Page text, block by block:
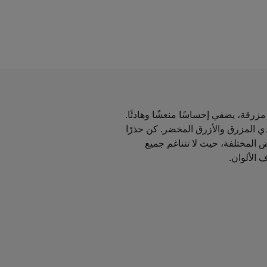
يضفي إحساسًا منعشًا وهادئًا.
المزرق والأزرق المخضر. كن حذرًا
المختلفة، حيث لا تتناغم جميع
الألوان.